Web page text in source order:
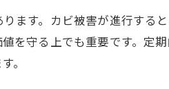
す。カビ被害が進行する
を守る上でも重要です。定
。